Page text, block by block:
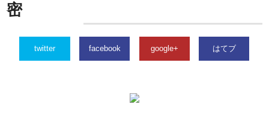
密
twitter facebook google+ はてブ